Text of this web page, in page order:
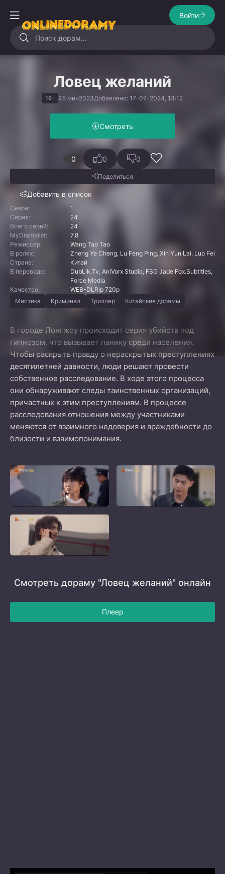
Войти
Ловец желаний
16+ 45 мин2023Добавлено: 17-07-2024, 13:12
Смотреть
0
Добавить в список
0 0
Поделиться
Сезон:
1
Серия:
24
Всего серий:
24
MyDramalist:
7.8
Режиссер:
Wang Tao Tao
В ролях:
Zheng Ye Cheng, Lu Feng Ping, Xin Yun Lai, Luo Fei
Страна:
Китай
В переводе:
DubLik.Tv, AniVorx Studio, FSG Jade Fox.Subtitles,
Force Media
Качество:
WEB-DLRip 720p
Мистика
Криминал Триллер Китайские дорамы
В городе Лонгжоу происходит серия убийств под
гипнозом, что вызывает панику среди населения.
Чтобы раскрыть правду о нераскрытых преступлениях
десятилетней давности, люди решают провести
собственное расследование. В ходе этого процесса
они обнаруживают следы таинственных организаций,
причастных к этим преступлениям. В процессе
расследования отношения между участниками
меняются от взаимного недоверия и враждебности до
близости и взаимопонимания.
Смотреть дораму "Ловец желаний" онлайн
Плеер